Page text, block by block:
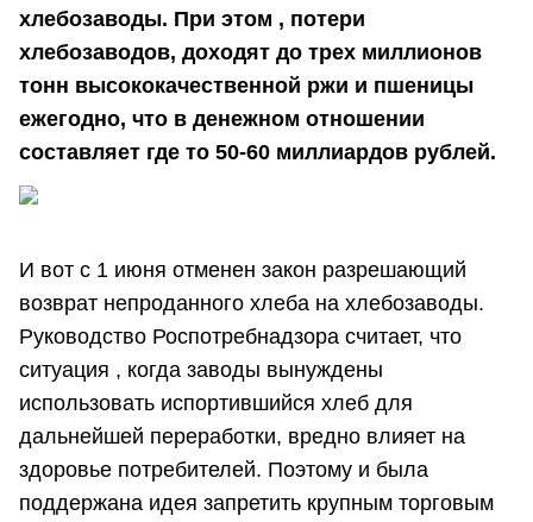
хлебозаводы. При этом , потери
хлебозаводов, доходят до трех миллионов
тонн высококачественной ржи и пшеницы
ежегодно, что в денежном отношении
составляет где то 50-60 миллиардов рублей.
И вот с 1 июня отменен закон разрешающий
возврат непроданного хлеба на хлебозаводы.
Руководство Роспотребнадзора считает, что
ситуация , когда заводы вынуждены
использовать испортившийся хлеб для
дальнейшей переработки, вредно влияет на
здоровье потребителей. Поэтому и была
поддержана идея запретить крупным торговым